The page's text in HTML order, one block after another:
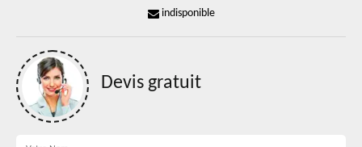
indisponible
Devis gratuit